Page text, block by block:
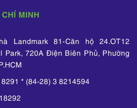
MINH
Landmark 81-Căn hộ 24.OT12
Park, 720A Điện Biên Phủ, Phường
* (84-28) 3 8214594